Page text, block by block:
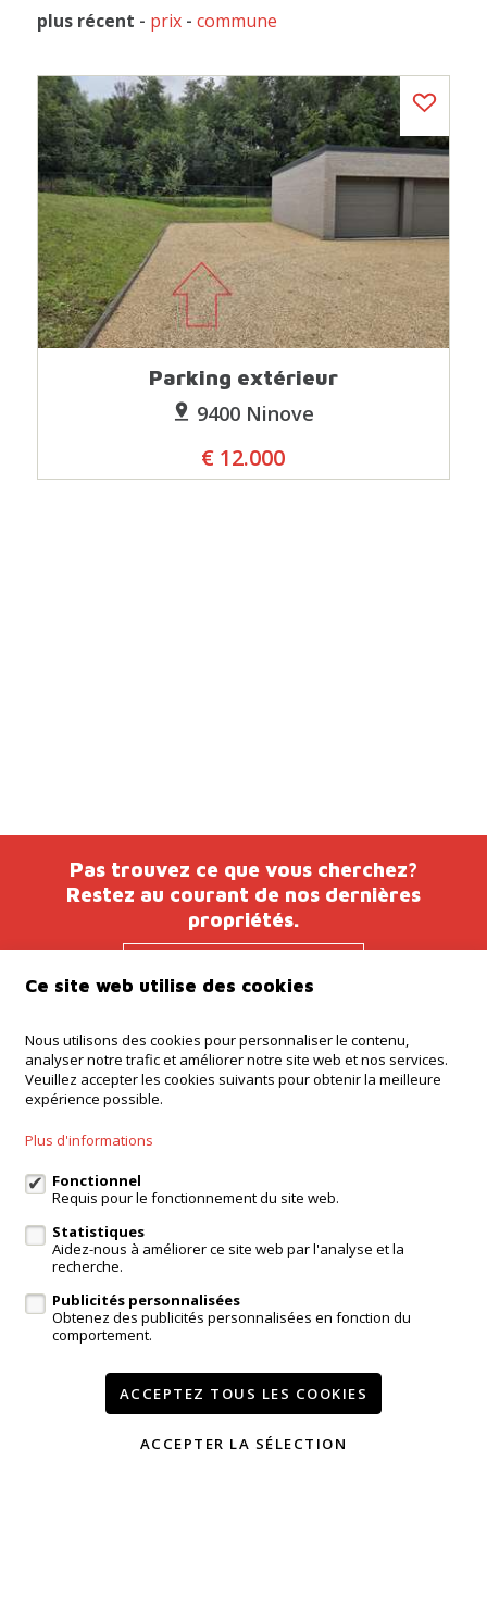
plus récent - prix- commune
Parking extérieur
9400 Ninove
€ 12.000
Pas trouvez ce que vous cherchez?
Restez au courant de nos dernières
propriétés.
courant
Agence Ninove
Onderwijslaan 45, 9400 Ninove
Agence Dilbeek
Agence Kampenhout
login propriétaire
Témoignages
Ce site web utilise des cookies
Nous utilisons des cookies pour personnaliser le contenu,
analyser notre trafic et améliorer notre site web et nos services.
Veuillez accepter les cookies suivants pour obtenir la meilleure
expérience possible.
Plus d'informations
Fonctionnel
Requis pour le fonctionnement du site web.
Statistiques
Aidez-nous à améliorer ce site web par l'analyse et la
recherche.
Publicités personnalisées
Obtenez des publicités personnalisées en fonction du
comportement.
ACCEPTEZ TOUS LES COOKIES
ACCEPTER LA SÉLECTION